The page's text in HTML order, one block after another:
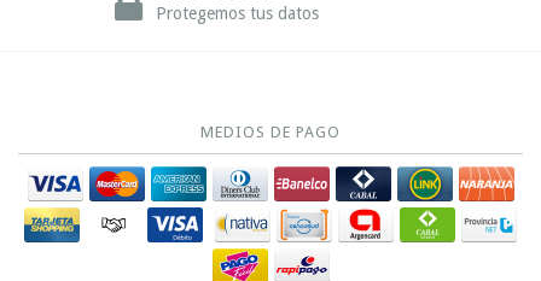
Protegemos tus datos
MEDIOS DE PAGO